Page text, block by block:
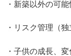
・新築以外の可
・リスク管理（
・子供の成長、変